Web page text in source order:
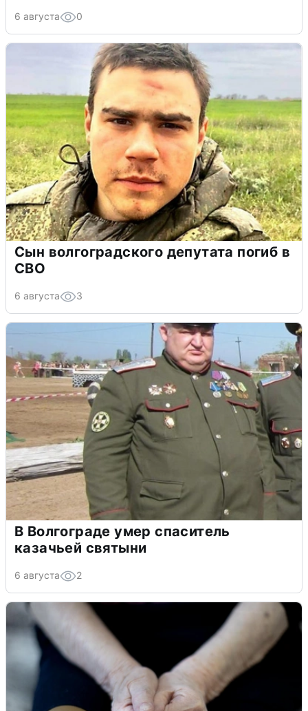
6 августа 0
Сын волгоградского депутата погиб в
СВО
6 августа 3
В Волгограде умер спаситель
казачьей святыни
6 августа 2